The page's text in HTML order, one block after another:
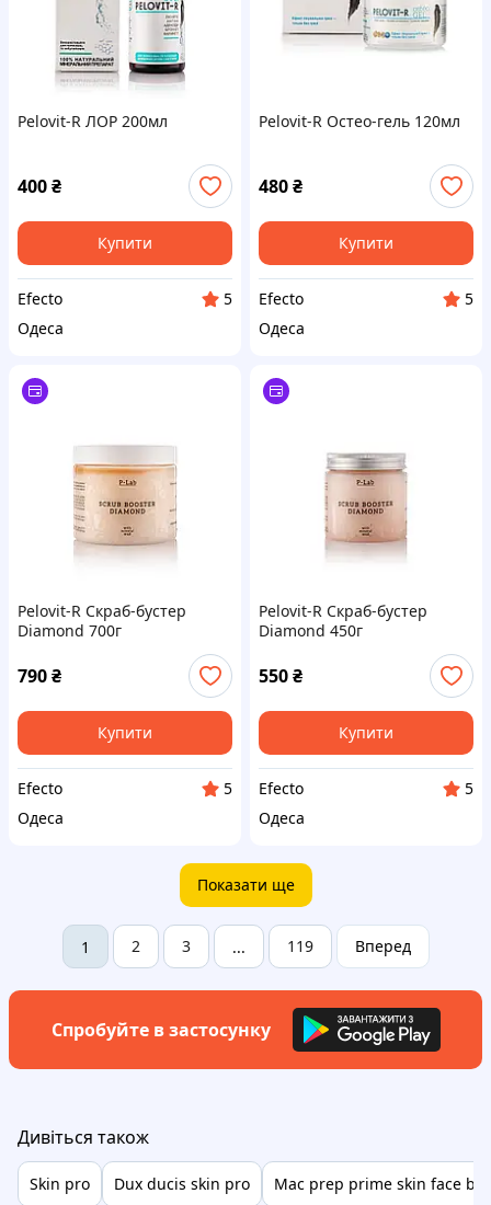
Pelovit-R ЛОР 200мл
400₴
Купити
Efecto
5
Одеса
Pelovit-R Остео-гель 120мл
480₴
Купити
Efecto
5
Одеса
Pelovit-R Скраб-бустер
Diamond 700г
790₴
Купити
Efecto
5
Одеса
Pelovit-R Скраб-бустер
Diamond 450г
550₴
Купити
Efecto
5
Одеса
Показати ще
1 2 3 ... 119 Вперед
Спробуйте в застосунку
Дивіться також
Skin pro Dux ducis skin pro Mac prep prime skin face